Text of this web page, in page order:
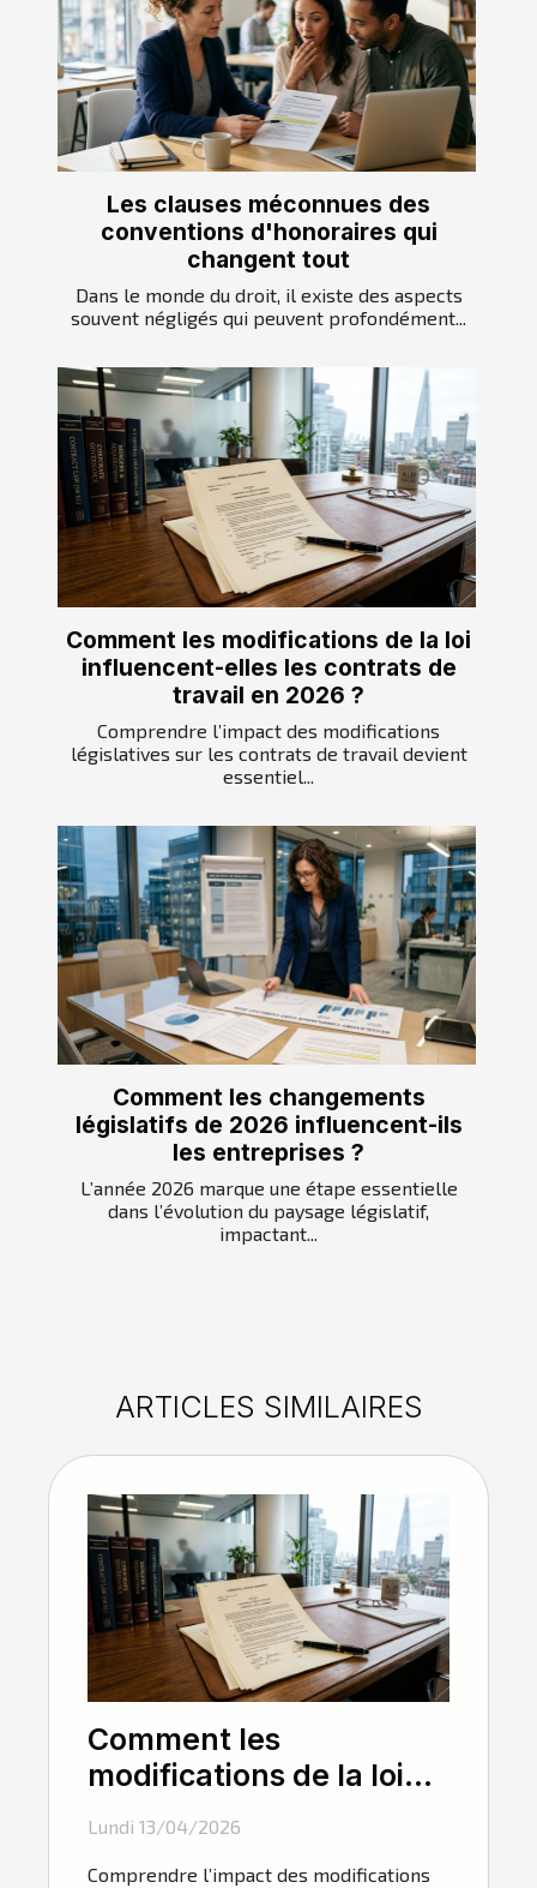
Les clauses méconnues des
conventions d'honoraires qui
changent tout
Dans le monde du droit, il existe des aspects
souvent négligés qui peuvent profondément...
Comment les modifications de la loi
influencent-elles les contrats de
travail en 2026 ?
Comprendre l’impact des modifications
législatives sur les contrats de travail devient
essentiel...
Comment les changements
législatifs de 2026 influencent-ils
les entreprises ?
L’année 2026 marque une étape essentielle
dans l’évolution du paysage législatif,
impactant...
ARTICLES SIMILAIRES
Comment les
modifications de la loi
contrats de travail en
Lundi 13/04/2026
Comprendre l’impact des modifications